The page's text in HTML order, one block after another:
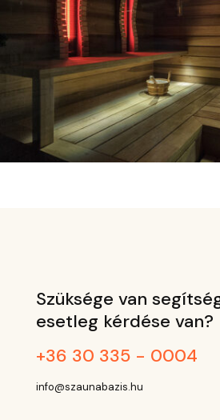
Szüksége van
esetleg kérdése van?
+36 30 335 - 0004
info@szaunabazis.hu